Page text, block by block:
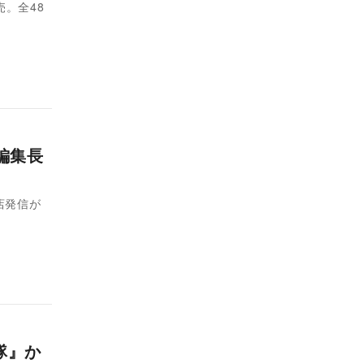
。全48
集長
発信が
』か